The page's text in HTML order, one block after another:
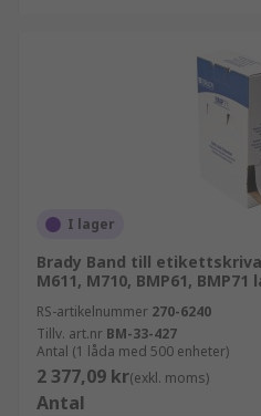
I lager
Brady Band till
M611, M710, BMP61, BMP71
RS-artikelnummer 270-6240
Tillv. art.nr BM-33-427
Antal (1 låda med 500 enheter)
2 377,09 kr(exkl. moms)
Antal